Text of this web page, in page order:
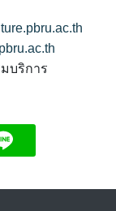
บริการ